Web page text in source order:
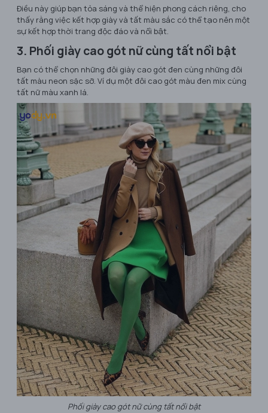
Điều này giúp bạn tỏa sáng và thể hiện phong cách riêng, cho
thấy rằng việc kết hợp giày và tất màu sắc có thể tạo nên một
sự kết hợp thời trang độc đáo và nổi bật.
3. Phối giày cao gót nữ cùng tất nổi bật
Bạn có thể chọn những đôi giày cao gót đen cùng những đôi
tất màu neon sặc sỡ. Ví dụ một đôi cao gót màu đen mix cùng
tất nữ màu xanh lá.
Phối giày cao gót nữ cùng tất nổi bật